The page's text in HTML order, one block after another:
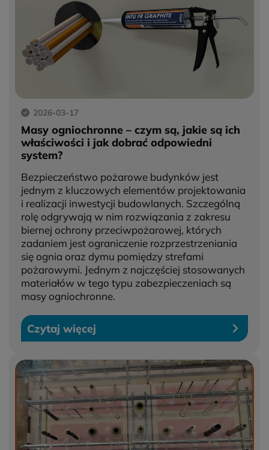
2026-03-17
Masy ogniochronne – czym są, jakie są ich
właściwości i jak dobrać odpowiedni
system?
Bezpieczeństwo pożarowe budynków jest
jednym z kluczowych elementów projektowania
i realizacji inwestycji budowlanych. Szczególną
rolę odgrywają w nim rozwiązania z zakresu
biernej ochrony przeciwpożarowej, których
zadaniem jest ograniczenie rozprzestrzeniania
się ognia oraz dymu pomiędzy strefami
pożarowymi. Jednym z najczęściej stosowanych
materiałów w tego typu zabezpieczeniach są
masy ogniochronne.
Czytaj więcej